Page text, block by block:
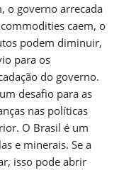
o governo arrecada
caem, o
podem diminuir,
para os
do governo.
desafio para as
nas políticas
O Brasil é um
e minerais. Se a
isso pode abrir